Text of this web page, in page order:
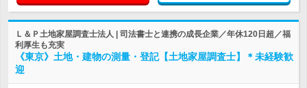
Ｌ＆Ｐ土地家屋調査士法人 | 司法書士と連携の成長企業／年休120日超／福
利厚生も充実
《東京》土地・建物の測量・登記【土地家屋調査士】＊未経験歓
迎